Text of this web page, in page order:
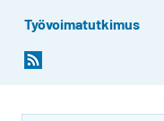
Työvoimatutkimus